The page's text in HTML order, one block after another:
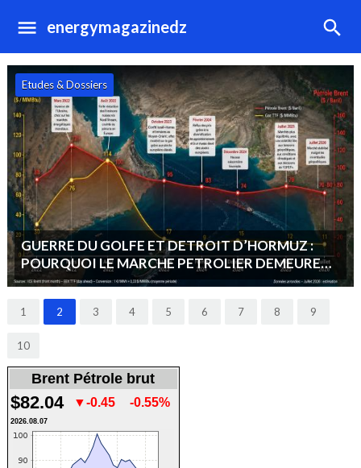
energymagazinedz
OPEP+ : MAINTIEN D’UNE STRATEGIE DE
STABILITE DU MARCHE : « VENDRE PLUS ET
MOINS CHER PLUTOT QUE MOINS ET CHER ».
Hydrocarbures
1 2 3 4 5 6 7 8 9
10
Brent Pétrole brut
$82.04 ▼-0.45 -0.55%
2026.08.07